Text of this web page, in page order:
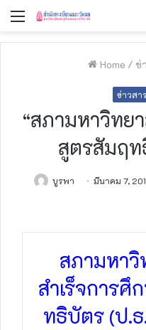
Menu
Home / ข่
ข่าวสา
“สภามหาวิทย
สูตรสัมฤท
บูรพา มีนาคม 7,
สภามหา
สำเร็จการศึ
ทธิบัตร (ป.